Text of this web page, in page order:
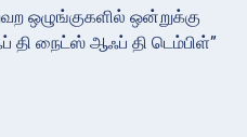
ஒழுங்குகளில் ஒன்றுக்கு
தி நைட்ஸ் ஆஃப் தி டெம்பிள்”